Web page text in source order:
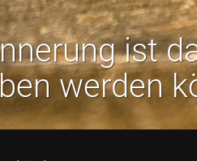
ist
werden